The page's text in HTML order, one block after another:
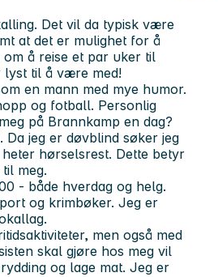
Det vil da typisk være
at det er mulighet for å
å reise et par uker til
lyst til å være med!
en mann med mye humor.
og fotball. Personlig
på Brannkamp en dag?
Da jeg er døvblind søker jeg
hørselsrest. Dette betyr
meg.
- både hverdag og helg.
og krimbøker. Jeg er
men også med
skal gjøre hos meg vil
og lage mat. Jeg er